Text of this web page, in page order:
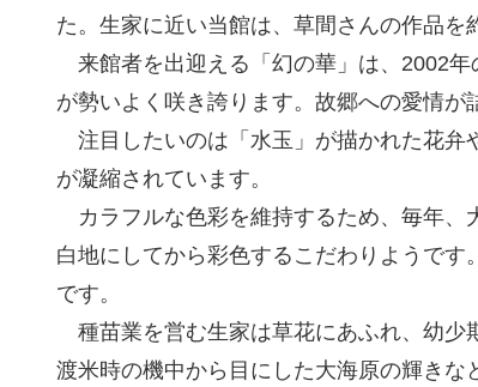
た。生家に近い当館は、草間さんの作品を
来館者を出迎える「幻の華」は、2002
が勢いよく咲き誇ります。故郷への愛情が
注目したいのは「水玉」が描かれた花弁
が凝縮されています。
カラフルな色彩を維持するため、毎年、
白地にしてから彩色するこだわりようで
です。
種苗業を営む生家は草花にあふれ、幼少
渡米時の機中から目にした大海原の輝きな